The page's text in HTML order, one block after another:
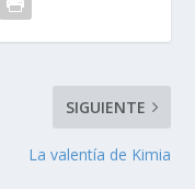
SIGUIENTE
La valentía de Kimia